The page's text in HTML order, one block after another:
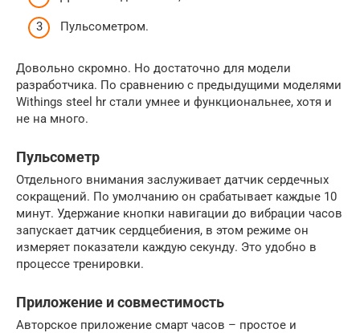
Пульсометром.
Довольно скромно. Но достаточно для модели
разработчика. По сравнению с предыдущими моделями
Withings steel hr стали умнее и функциональнее, хотя и
не на много.
Пульсометр
Отдельного внимания заслуживает датчик сердечных
сокращений. По умолчанию он срабатывает каждые 10
минут. Удержание кнопки навигации до вибрации часов
запускает датчик сердцебиения, в этом режиме он
измеряет показатели каждую секунду. Это удобно в
процессе тренировки.
Приложение и совместимость
Авторское приложение смарт часов – простое и